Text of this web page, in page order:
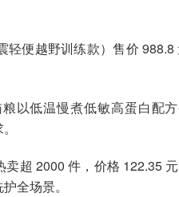
轻便越野训练款）售价
以低温慢煮低敏高蛋白配
超 2000 件，价格 122.35
全场景。